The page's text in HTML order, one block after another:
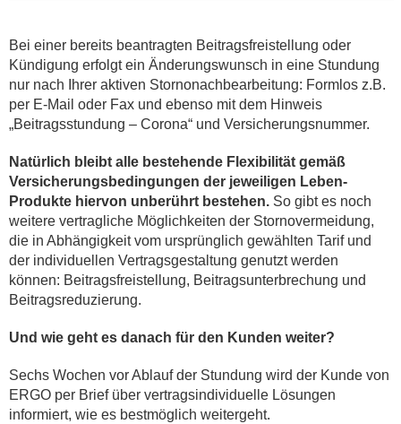
Bei einer bereits beantragten Beitragsfreistellung oder
Kündigung erfolgt ein Änderungswunsch in eine Stundung
nur nach Ihrer aktiven Stornonachbearbeitung: Formlos z.B.
per E-Mail oder Fax und ebenso mit dem Hinweis
„Beitragsstundung – Corona“ und Versicherungsnummer.
Natürlich bleibt alle bestehende Flexibilität gemäß
Versicherungsbedingungen der jeweiligen Leben-
Produkte hiervon unberührt bestehen. So gibt es noch
weitere vertragliche Möglichkeiten der Stornovermeidung,
die in Abhängigkeit vom ursprünglich gewählten Tarif und
der individuellen Vertragsgestaltung genutzt werden
können: Beitragsfreistellung, Beitragsunterbrechung und
Beitragsreduzierung.
Und wie geht es danach für den Kunden weiter?
Sechs Wochen vor Ablauf der Stundung wird der Kunde von
ERGO per Brief über vertragsindividuelle Lösungen
informiert, wie es bestmöglich weitergeht.